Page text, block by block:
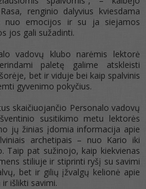
renginio dalyvius kviesdama
nuo emocijos ir su ja siejamos
jos gali sužadinti.
vadovų klubo narėmis lektorė
paletę galime atskleisti
bet ir viduje bei kaip spalvinis
gyvenimo pokyčius.
skaičiuojančio Personalo vadovų
susitikimo metu lektorės
jų žinias įdomia informacija apie
archetipais – nuo Kario iki
Taip pat sužinojo, kaip kiekvienas
stiliuje ir stiprinti ryšį su savimi
bet ir gilių įžvalgų kelionė apie
išlikti savimi.